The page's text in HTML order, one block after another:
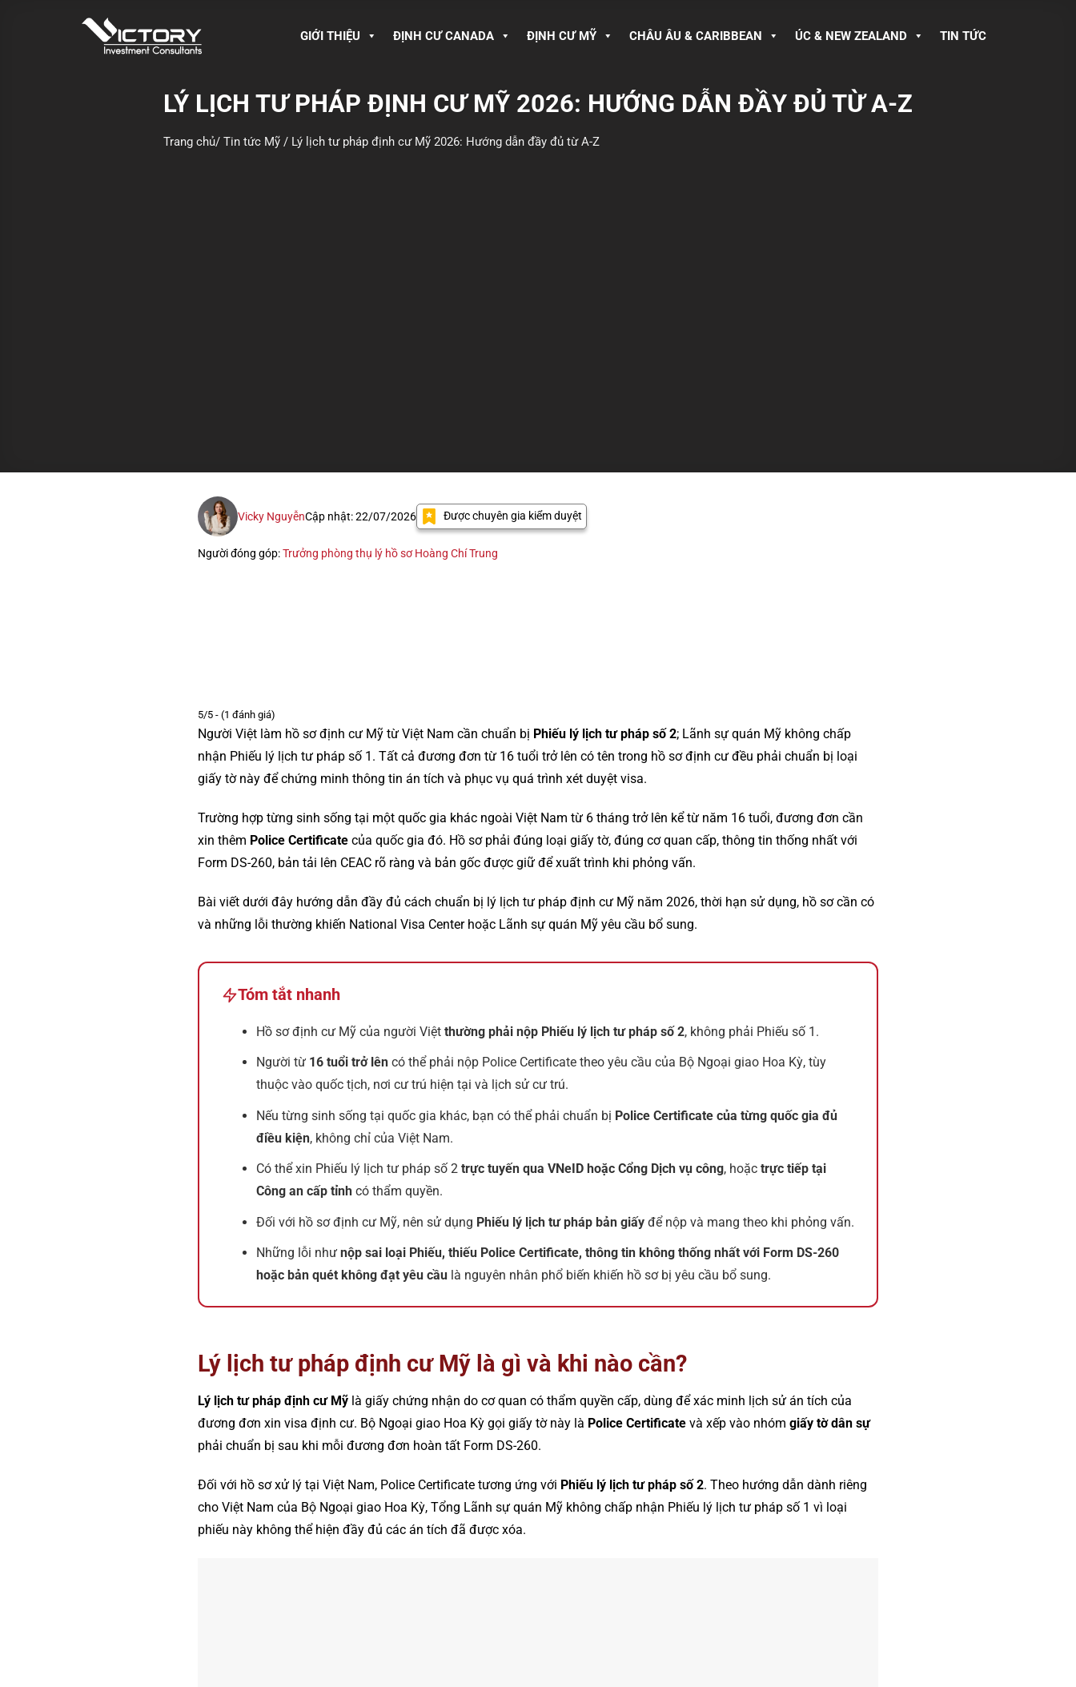
GIỚI THIỆU ĐỊNH CƯ CANADA ĐỊNH CƯ MỸ CHÂU ÂU & CARIBBEAN ÚC & NEW ZEALAND TIN TỨC
LÝ LỊCH TƯ PHÁP ĐỊNH CƯ MỸ 2026: HƯỚNG DẪN ĐẦY ĐỦ TỪ A-Z
Trang chủ/ Tin tức Mỹ / Lý lịch tư pháp định cư Mỹ 2026: Hướng dẫn đầy đủ từ A-Z
Vicky NguyễnCập nhật: 22/07/2026 Được chuyên gia kiểm duyệt
Người đóng góp:Trưởng phòng thụ lý hồ sơ Hoàng Chí Trung
5/5 - (1 đánh giá)
Người Việt làm hồ sơ định cư Mỹ từ Việt Nam cần chuẩn bị Phiếu lý lịch tư pháp số 2; Lãnh sự quán Mỹ không chấp
nhận Phiếu lý lịch tư pháp số 1. Tất cả đương đơn từ 16 tuổi trở lên có tên trong hồ sơ định cư đều phải chuẩn bị loại
giấy tờ này để chứng minh thông tin án tích và phục vụ quá trình xét duyệt visa.
Trường hợp từng sinh sống tại một quốc gia khác ngoài Việt Nam từ 6 tháng trở lên kể từ năm 16 tuổi, đương đơn cần
xin thêm Police Certificate của quốc gia đó. Hồ sơ phải đúng loại giấy tờ, đúng cơ quan cấp, thông tin thống nhất với
Form DS-260, bản tải lên CEAC rõ ràng và bản gốc được giữ để xuất trình khi phỏng vấn.
Bài viết dưới đây hướng dẫn đầy đủ cách chuẩn bị lý lịch tư pháp định cư Mỹ năm 2026, thời hạn sử dụng, hồ sơ cần có
và những lỗi thường khiến National Visa Center hoặc Lãnh sự quán Mỹ yêu cầu bổ sung.
Tóm tắt nhanh
Hồ sơ định cư Mỹ của người Việt thường phải nộp Phiếu lý lịch tư pháp số 2, không phải Phiếu số 1.
Người từ 16 tuổi trở lêncó thể phải nộp Police Certificate theo yêu cầu của Bộ Ngoại giao Hoa Kỳ, tùy
thuộc vào quốc tịch, nơi cư trú hiện tại và lịch sử cư trú.
Nếu từng sinh sống tại quốc gia khác, bạn có thể phải chuẩn bị Police Certificate của từng quốc gia đủ
điều kiện, không chỉ của Việt Nam.
Có thể xin Phiếu lý lịch tư pháp số 2 trực tuyến qua VNeID hoặc Cổng Dịch vụ công, hoặc trực tiếp tại
Công an cấp tỉnhcó thẩm quyền.
Đối với hồ sơ định cư Mỹ, nên sử dụng Phiếu lý lịch tư pháp bản giấyđể nộp và mang theo khi phỏng vấn.
Những lỗi như nộp sai loại Phiếu, thiếu Police Certificate, thông tin không thống nhất với Form DS-260
hoặc bản quét không đạt yêu cầulà nguyên nhân phổ biến khiến hồ sơ bị yêu cầu bổ sung.
Lý lịch tư pháp định cư Mỹ là gì và khi nào cần?
Lý lịch tư pháp định cư Mỹ là giấy chứng nhận do cơ quan có thẩm quyền cấp, dùng để xác minh lịch sử án tích của
đương đơn xin visa định cư. Bộ Ngoại giao Hoa Kỳ gọi giấy tờ này là Police Certificate và xếp vào nhóm giấy tờ dân sự
phải chuẩn bị sau khi mỗi đương đơn hoàn tất Form DS-260.
Đối với hồ sơ xử lý tại Việt Nam, Police Certificate tương ứng với Phiếu lý lịch tư pháp số 2. Theo hướng dẫn dành riêng
cho Việt Nam của Bộ Ngoại giao Hoa Kỳ, Tổng Lãnh sự quán Mỹ không chấp nhận Phiếu lý lịch tư pháp số 1 vì loại
phiếu này không thể hiện đầy đủ các án tích đã được xóa.